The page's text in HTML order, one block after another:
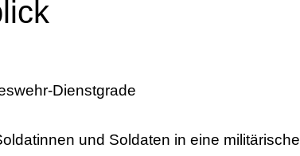
und Soldaten in eine militärische